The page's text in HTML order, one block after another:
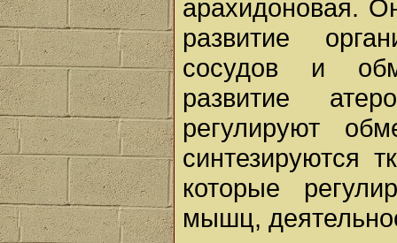
арахидоновая.
развитие
сосудов и
развитие
регулируют
синтезируются
которые
мышц,